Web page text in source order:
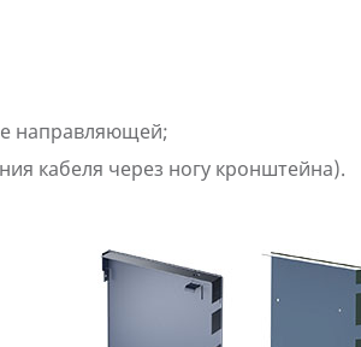
направляющей;
кабеля через ногу кронштейна).